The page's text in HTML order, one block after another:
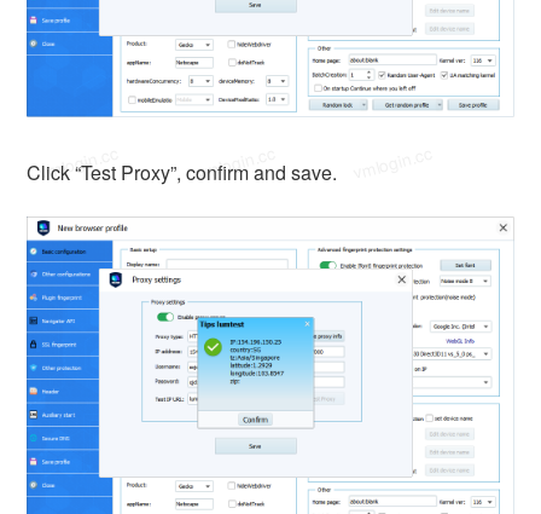
Click “Test Proxy”, confirm and save.
vmlogin.cc vmlogin.cc